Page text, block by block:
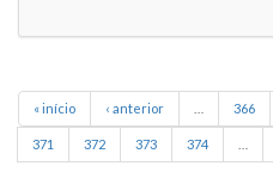
« início ‹ anterior 366
371 372 373 374